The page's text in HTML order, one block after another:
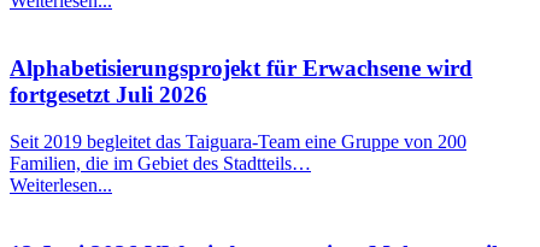
Alphabetisierungsprojekt für Erwachsene wird
fortgesetzt Juli 2026
Seit 2019 begleitet das Taiguara-Team eine Gruppe von 200
Familien, die im Gebiet des Stadtteils…
Weiterlesen...